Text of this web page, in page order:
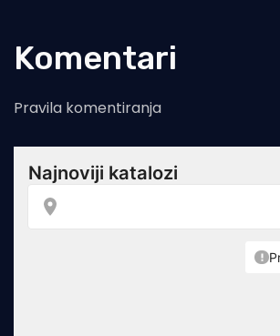
Komentari
Pravila komentiranja